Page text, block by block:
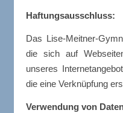
Haftungsausschluss:
Das Lise-Meitner-
die sich auf
unseres
die eine Verknüpfung
Verwendung von